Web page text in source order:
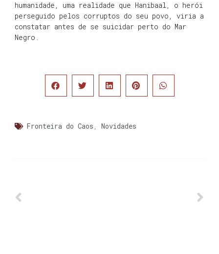
humanidade, uma realidade que Hanibaal, o herói
perseguido pelos corruptos do seu povo, viria a
constatar antes de se suicidar perto do Mar
Negro.
Fronteira do Caos , Novidades